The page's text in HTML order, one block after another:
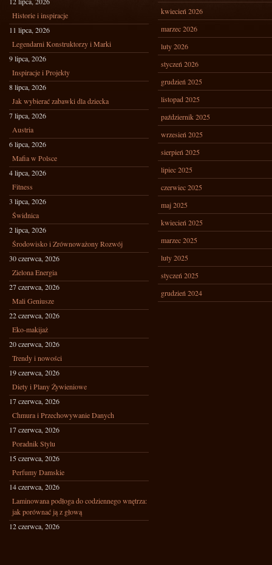
Historie i inspiracje
11 lipca, 2026
Legendarni Konstruktorzy i Marki
9 lipca, 2026
Inspiracje i Projekty
8 lipca, 2026
Jak wybierać zabawki dla dziecka
7 lipca, 2026
Austria
6 lipca, 2026
Mafia w Polsce
4 lipca, 2026
Fitness
3 lipca, 2026
Świdnica
2 lipca, 2026
Środowisko i Zrównoważony Rozwój
30 czerwca, 2026
Zielona Energia
27 czerwca, 2026
Mali Geniusze
22 czerwca, 2026
Eko-makijaż
20 czerwca, 2026
Trendy i nowości
19 czerwca, 2026
Diety i Plany Żywieniowe
17 czerwca, 2026
Chmura i Przechowywanie Danych
17 czerwca, 2026
Poradnik Stylu
15 czerwca, 2026
Perfumy Damskie
14 czerwca, 2026
Laminowana podłoga do codziennego wnętrza:
jak porównać ją z głową
12 czerwca, 2026
kwiecień 2026
marzec 2026
luty 2026
styczeń 2026
grudzień 2025
listopad 2025
październik 2025
wrzesień 2025
sierpień 2025
lipiec 2025
czerwiec 2025
maj 2025
kwiecień 2025
marzec 2025
luty 2025
styczeń 2025
grudzień 2024